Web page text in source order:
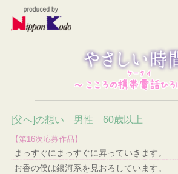
[父へ]の想い 男性 60歳以上
【第16次応募作品】
まっすぐにまっすぐに昇っていきます。
お香の僕は銀河系を見おろしています。